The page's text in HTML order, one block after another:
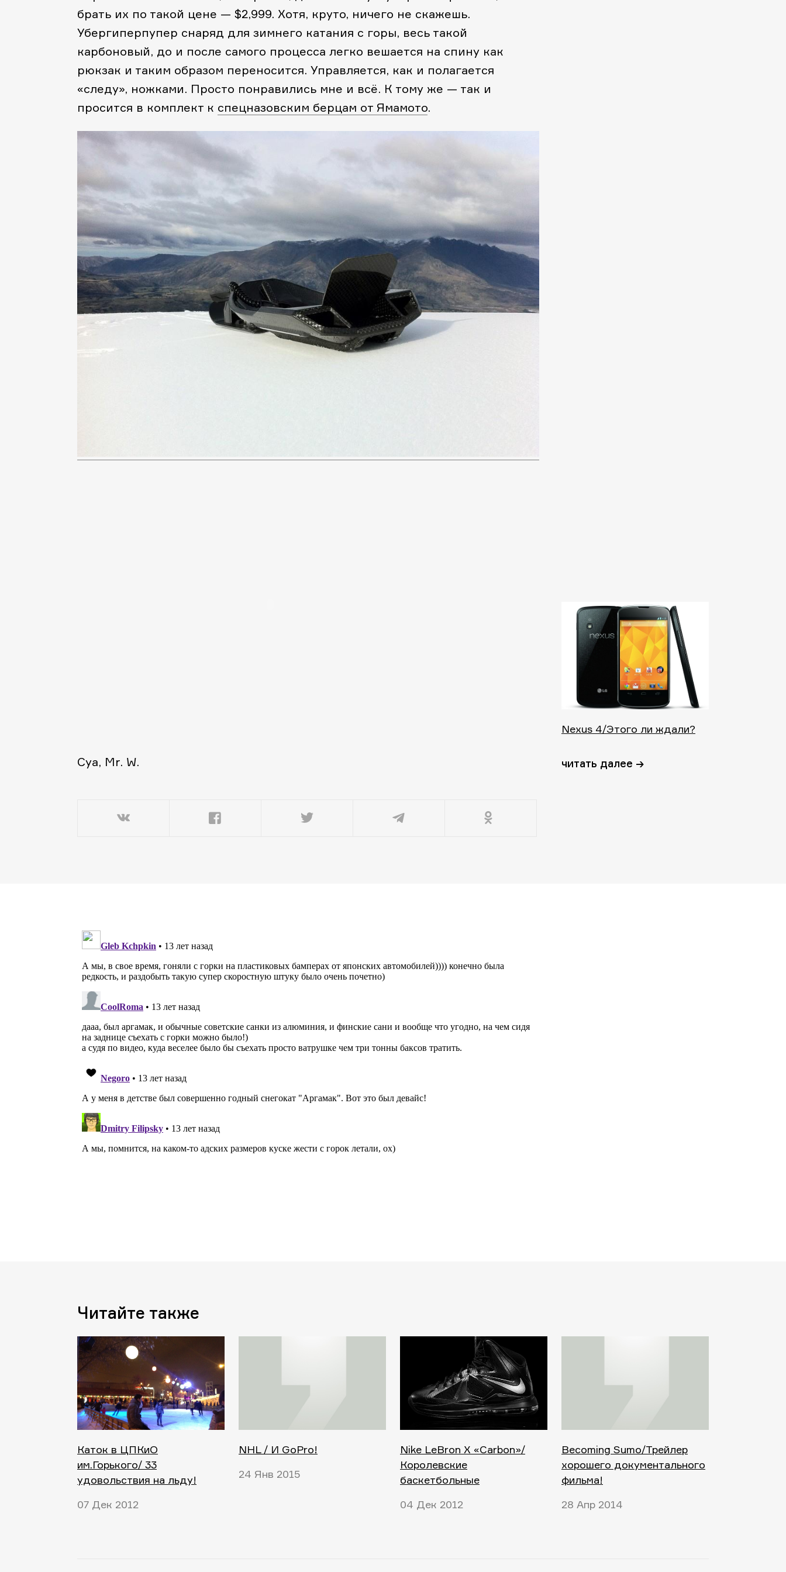
брать их по такой цене — $2,999. Хотя, круто, ничего не скажешь.
Убергиперпупер снаряд для зимнего катания с горы, весь такой
карбоновый, до и после самого процесса легко вешается на спину как
рюкзак и таким образом переносится. Управляется, как и полагается
«следу», ножками. Просто понравились мне и всё. К тому же — так и
просится в комплект к спецназовским берцам от Ямамото.
Cya, Mr. W.
Nexus 4/Этого ли ждали?
читать далее →
Читайте также
Каток в ЦПКиО
им.Горького/ 33
удовольствия на льду!
07 Дек 2012
NHL / И GoPro!
24 Янв 2015
Nike LeBron X «Carbon»/
Королевские
баскетбольные
04 Дек 2012
Becoming Sumo/Трейлер
хорошего документального
фильма!
28 Апр 2014